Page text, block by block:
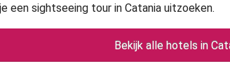
een sightseeing tour in Catania uitzoeken.
Bekijk alle hotels in